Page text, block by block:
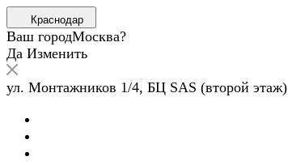
Краснодар
Ваш городМосква?
Да Изменить
ул. Монтажников 1/4, БЦ SAS (второй этаж)